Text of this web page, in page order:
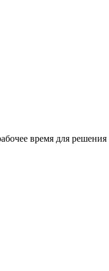
время для